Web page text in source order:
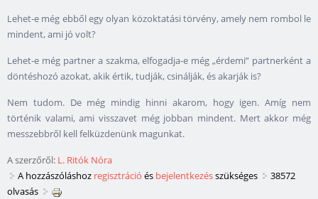
Lehet-e még ebből egy olyan közoktatási törvény, amely nem rombol le
mindent, ami jó volt?
Lehet-e még partner a szakma, elfogadja-e még „érdemi” partnerként a
döntéshozó azokat, akik értik, tudják, csinálják, és akarják is?
Nem tudom. De még mindig hinni akarom, hogy igen. Amíg nem
történik valami, ami visszavet még jobban mindent. Mert akkor még
messzebbről kell felküzdenünk magunkat.
A szerzőről: L. Ritók Nóra
A hozzászóláshoz regisztráció és bejelentkezésszükséges
38572
olvasás